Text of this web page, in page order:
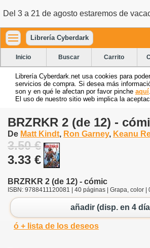
Del 3 a 21 de agosto estaremos de
Librería Cyberdark
Inicio Buscar Carrito
Librería Cyberdark.net usa cookies para
servicios de compra. Si desea más
son y en qué le afectan por favor pinche aquí
El uso de nuestro sitio web implica la
BRZRKR 2 (de 12) -
De Matt Kindt, Ron Garney, Keanu
3.50 €
3.33 €
BRZRKR 2 (de 12) - cómic
ISBN: 9788411120081 | 40 páginas | Grapa, color |
añadir (disp. en 4
ó + lista de los deseos